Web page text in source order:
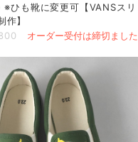
※ひも靴に変更可【VANSスリ
作】
オーダー受付は締切ました